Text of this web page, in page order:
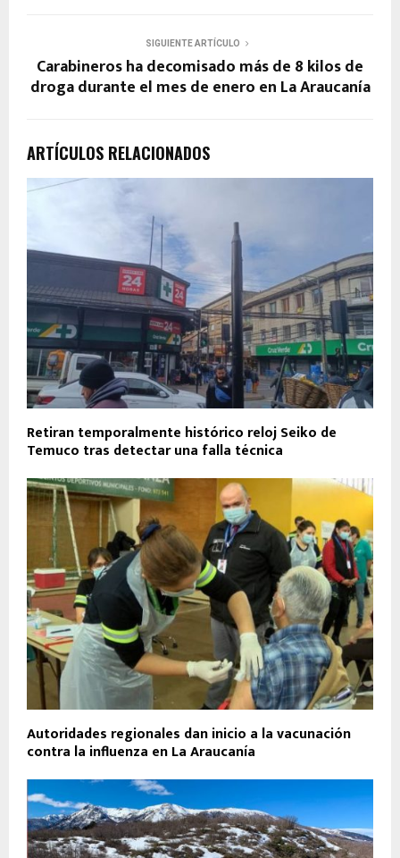
SIGUIENTE ARTÍCULO
Carabineros ha decomisado más de 8 kilos de
droga durante el mes de enero en La Araucanía
ARTÍCULOS RELACIONADOS
Retiran temporalmente histórico reloj Seiko de
Temuco tras detectar una falla técnica
Autoridades regionales dan inicio a la vacunación
contra la influenza en La Araucanía